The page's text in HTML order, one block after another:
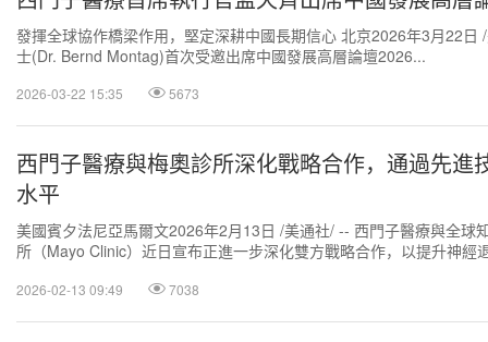
發揮全球協作橋梁作用，堅定深耕中國長期信心 北京2026年3月22
士(Dr. Bernd Montag)首次受邀出席中國發展高層論壇2026...
2026-03-22 15:35 5673
西門子醫療與梅奧診所深化戰略合作，通過先進
水平
美國賓夕法尼亞馬爾文2026年2月13日 /美通社/ -- 西門子醫療與全球
所（Mayo Clinic）近日宣布正進一步深化雙方戰略合作，以提升神經
2026-02-13 09:49 7038